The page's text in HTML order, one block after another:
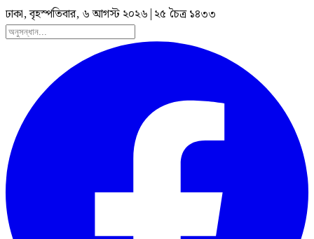
ঢাকা, বৃহস্পতিবার, ৬ আগস্ট ২০২৬ | ২৫ চৈত্র ১৪৩৩